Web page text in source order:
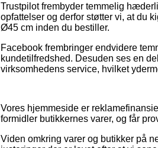
Trustpilot frembyder temmelig
opfattelser og derfor støtter vi, at du
Ø45 cm inden du bestiller.
Facebook frembringer endvidere
kundetilfredshed. Desuden ses en
virksomhedens service, hvilket
Vores hjemmeside er
formidler butikkernes varer, og får
Viden omkring varer og butikker på